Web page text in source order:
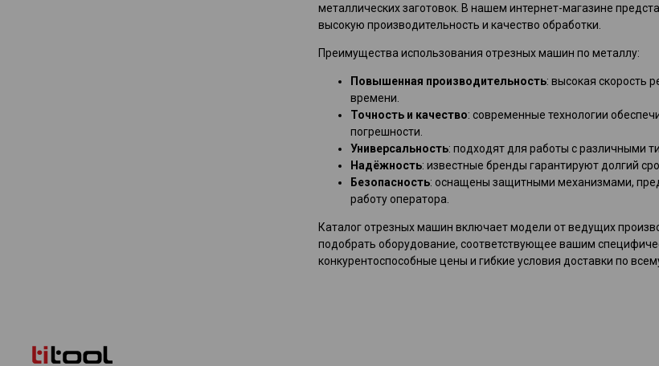
металлических заготовок. В нашем интернет-магазине
высокую производительность и качество обработки.
Преимущества использования отрезных машин по металлу:
Повышенная производительность: высокая скорость
времени.
Точность и качество: современные технологии
погрешности.
Универсальность: подходят для работы с различными
Надёжность: известные бренды гарантируют долгий
Безопасность: оснащены защитными механизмами,
работу оператора.
Каталог отрезных машин включает модели от ведущих
подобрать оборудование, соответствующее вашим
конкурентоспособные цены и гибкие условия доставки по